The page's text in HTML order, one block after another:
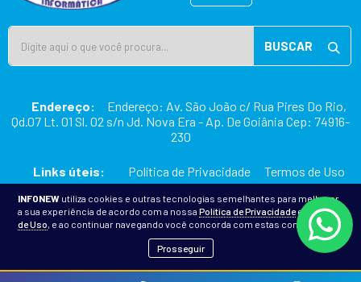
INFONEW utiliza cookies e outras tecnologias semelhantes para melhorar
a sua experiência de acordo com a nossa Política de Privacidadee
Termos
de Uso, e ao continuar navegando você concorda com estas condições.
Prosseguir
BUSCAR
Endereço:
Endereço: Av. São João c/ Rua Pires Do Rio,
Qd.07 Lt. 01 Sl. 02 s/n Jd. Nova Era - Ap. De Goiânia Cep: 74916-
230
Links úteis: Política de Privacidade Termos de Uso
2026 © INFONEW INFORMÁTICA